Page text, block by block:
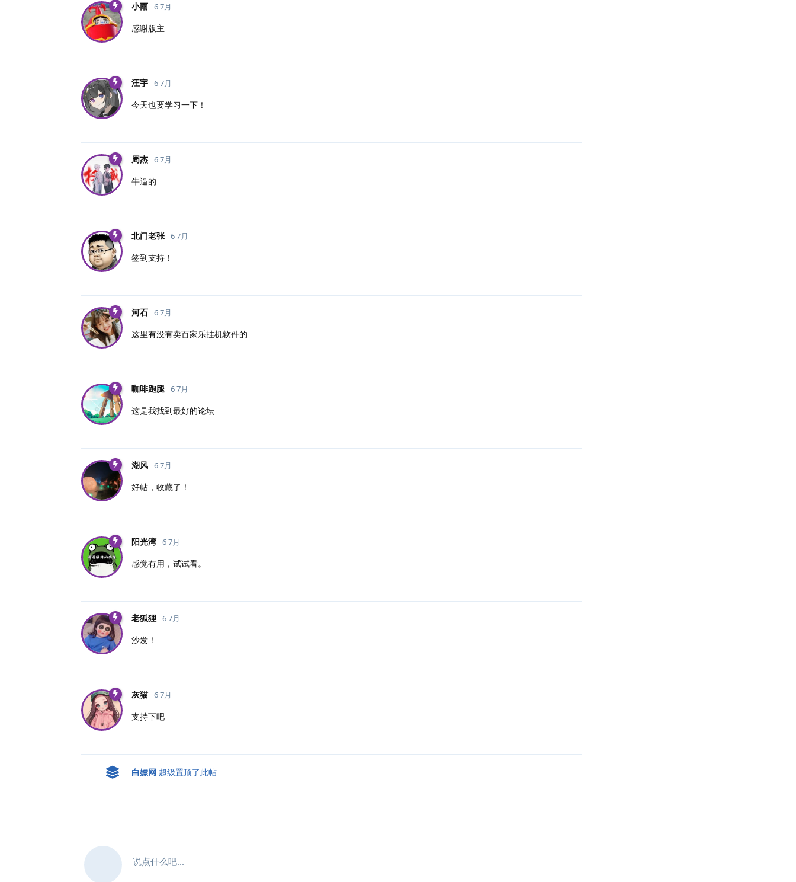
小雨 6 7月
感谢版主
汪宇 6 7月
今天也要学习一下！
周杰 6 7月
牛逼的
北门老张 6 7月
签到支持！
河石 6 7月
这里有没有卖百家乐挂机软件的
咖啡跑腿 6 7月
这是我找到最好的论坛
湖风 6 7月
好帖，收藏了！
阳光湾 6 7月
感觉有用，试试看。
老狐狸 6 7月
沙发！
灰猫 6 7月
支持下吧
白嫖网 超级置顶了此帖
说点什么吧...